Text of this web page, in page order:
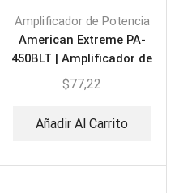
Amplificador de Potencia
American Extreme PA-
450BLT | Amplificador de
Perifoneo
$77,22
Añadir Al Carrito